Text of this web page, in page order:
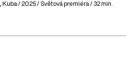
Kuba / 2025 / Světová premiéra / 32 min.